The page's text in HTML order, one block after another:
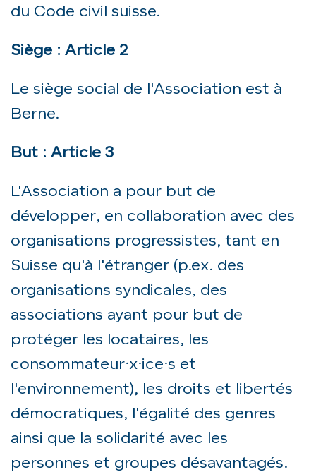
du Code civil suisse.
Siège : Article 2
Le siège social de l'Association est à
Berne.
But : Article 3
L'Association a pour but de
développer, en collaboration avec des
organisations progressistes, tant en
Suisse qu'à l'étranger (p.ex. des
organisations syndicales, des
associations ayant pour but de
protéger les locataires, les
consommateur·x·ice·s et
l'environnement), les droits et libertés
démocratiques, l'égalité des genres
ainsi que la solidarité avec les
personnes et groupes désavantagés.